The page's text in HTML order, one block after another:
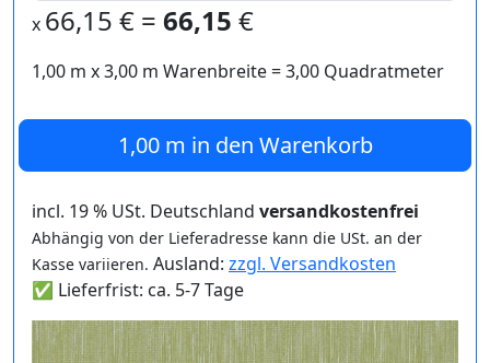
x 66,15 € = 66,15 €
1,00 m x3,00 m Warenbreite =3,00 Quadratmeter
1,00 m in den Warenkorb
incl. 19 % USt. Deutschland versandkostenfrei
Abhängig von der Lieferadresse kann die USt. an der
Kasse variieren. Ausland: zzgl. Versandkosten
✅ Lieferfrist: ca. 5-7 Tage